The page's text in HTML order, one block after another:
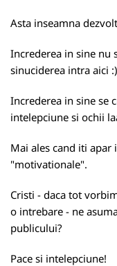
Asta inseamna
Increderea in sine nu
sinuciderea intra aici
Increderea in sine se
intelepciune si ochii
Mai ales cand iti
"motivationale".
Cristi - daca tot
o intrebare - ne
publicului?
Pace si intelepciune!